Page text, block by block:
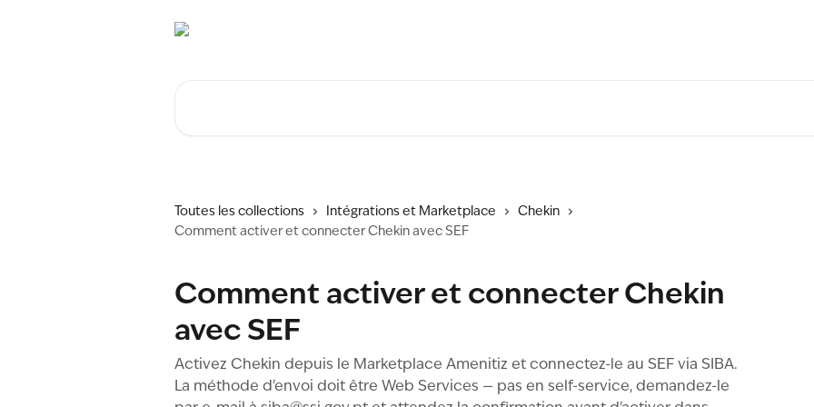
Toutes les collections Intégrations et Marketplace
Chekin
Comment activer et connecter Chekin avec SEF
Comment activer et connecter Chekin
avec SEF
Activez Chekin depuis le Marketplace Amenitiz et connectez-le au SEF via SIBA.
La méthode d'envoi doit être Web Services — pas en self-service, demandez-le